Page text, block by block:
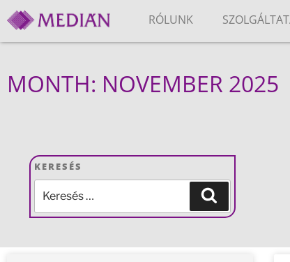
RÓLUNK
MONTH: NOVEMBER 2025
KERESÉS